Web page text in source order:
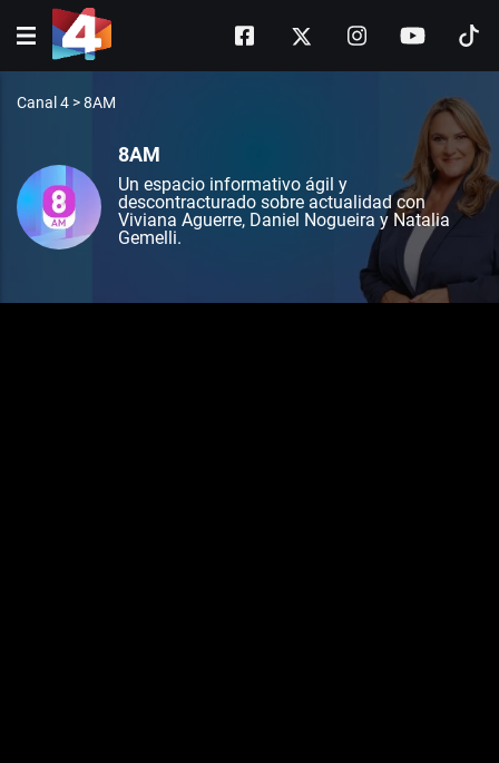
Canal 4 >8AM
8AM
Un espacio informativo ágil y
descontracturado sobre actualidad con
Viviana Aguerre, Daniel Nogueira y Natalia
Gemelli.